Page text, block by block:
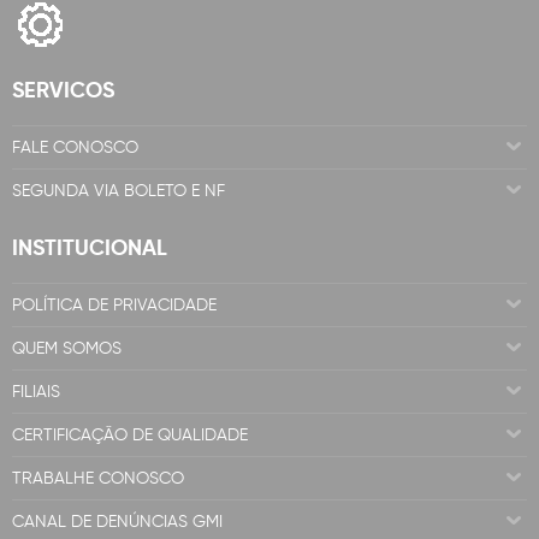
SERVICOS
FALE CONOSCO
SEGUNDA VIA BOLETO E NF
INSTITUCIONAL
POLÍTICA DE PRIVACIDADE
QUEM SOMOS
FILIAIS
CERTIFICAÇÃO DE QUALIDADE
TRABALHE CONOSCO
CANAL DE DENÚNCIAS GMI